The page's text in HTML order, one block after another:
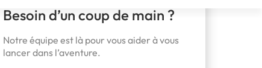
Besoin d’un coup de main ?
Notre équipe est là pour vous aider à vous
lancer dans l’aventure.